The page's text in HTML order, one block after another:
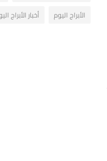
الأبراج اليوم
أخبار الأبراج